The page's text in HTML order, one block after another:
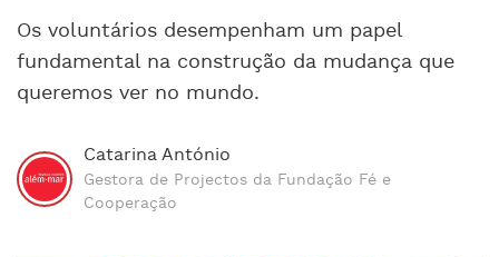
Os voluntários desempenham um papel
fundamental na construção da mudança que
queremos ver no mundo.
Catarina António
Gestora de Projectos da Fundação Fé e
Cooperação